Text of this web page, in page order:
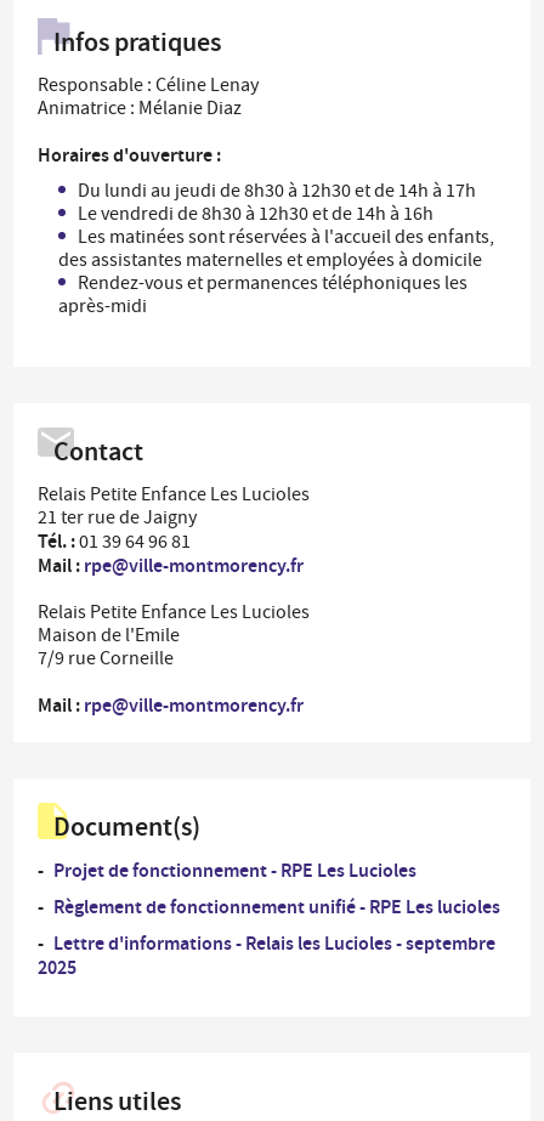
Infos pratiques
Responsable : Céline Lenay
Animatrice : Mélanie Diaz
Horaires d'ouverture :
Du lundi au jeudi de 8h30 à 12h30 et de 14h à 17h
Le vendredi de 8h30 à 12h30 et de 14h à 16h
Les matinées sont réservées à l'accueil des enfants,
des assistantes maternelles et employées à domicile
Rendez-vous et permanences téléphoniques les
après-midi
Contact
Relais Petite Enfance Les Lucioles
21 ter rue de Jaigny
Tél. :01 39 64 96 81
Mail :rpe@ville-montmorency.fr
Relais Petite Enfance Les Lucioles
Maison de l'Emile
7/9 rue Corneille
Mail :rpe@ville-montmorency.fr
Document(s)
Projet de fonctionnement - RPE Les Lucioles
Règlement de fonctionnement unifié - RPE Les lucioles
Lettre d'informations - Relais les Lucioles - septembre
2025
Liens utiles